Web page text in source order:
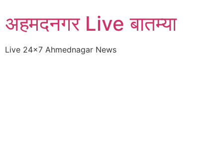
to
content
अहमदनगर Live बातम्या
Live 24×7 Ahmednagar News